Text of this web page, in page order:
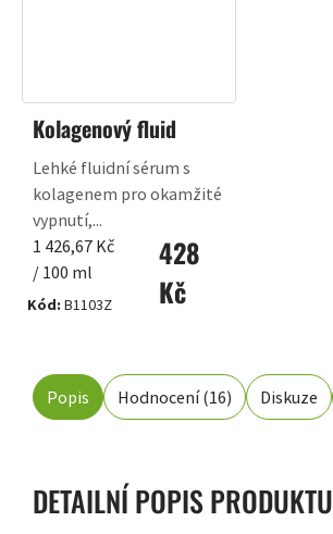
Kolagenový fluid
428
Kč
Měrná
cena:
1 426,67 Kč
/ 100 ml
Lehké fluidní sérum s
kolagenem pro okamžité
vypnutí,...
Kód: B1103Z
Popis Hodnocení (16) Diskuze
DETAILNÍ POPIS PRODUKTU